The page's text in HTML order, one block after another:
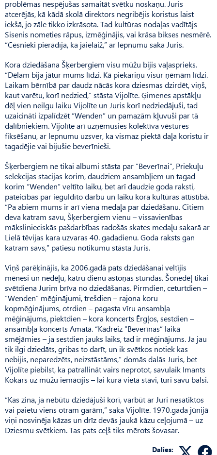
problēmas nespējušas samaitāt svētku noskaņu. Juris
atcerējās, kā kādā skolā direktors negribējis koristus laist
iekšā, jo zāle tikko izkrāsota. Tad kultūras nodaļas vadītājs
Sisenis nometies rāpus, izmēģinājis, vai krāsa bikses nesmērē.
“Cēsnieki pierādīja, ka jāielaiž,” ar lepnumu saka Juris.
Kora dziedāšana Šķerbergiem visu mūžu bijis vaļasprieks.
“Dēlam bija jātur mums līdzi. Kā piekariņu visur ņēmām līdzi.
Laikam bērnībā par daudz nācās kora dziesmas dzirdēt, viņš,
kaut varētu, korī nedzied,” stāsta Vijolīte. Ģimenes apstākļu
dēļ vien neilgu laiku Vijolīte un Juris korī nedziedājuši, tad
uzaicināti izpalīdzēt “Wenden” un pamazām kļuvuši par tā
dalībniekiem. Vijolīte arī uzņēmusies kolektīva vēstures
fiksēšanu, ar lepnumu uzsver, ka vismaz piektā daļa koristu ir
tagadējie vai bijušie beverīnieši.
Šķerbergiem ne tikai albumi stāsta par “Beverīnai”, Priekuļu
selekcijas stacijas korim, daudziem ansambļiem un tagad
korim “Wenden” veltīto laiku, bet arī daudzie goda raksti,
pateicības par ieguldīto darbu un laiku kora kultūras attīstībā.
“Pa abiem mums ir arī viena medaļa par dziedāšanu. Citiem
deva katram savu, Šķerbergiem vienu – vissavienības
mākslinieciskās pašdarbības radošās skates medaļu sakarā ar
Lielā tēvijas kara uzvaras 40. gadadienu. Goda raksts gan
katram savs,” patiesu notikumu stāsta Juris.
Viņš parēķinājis, ka 2006.gadā pats dziedāšanai veltījis
mēnesi un nedēļu, katru dienu astoņas stundas. Šonedēļ tikai
svētdiena Jurim brīva no dziedāšanas. Pirmdien, ceturtdien –
“Wenden” mēģinājumi, trešdien – rajona koru
kopmēģinājums, otrdien – pagasta vīru ansambļa
mēģinājums, piektdien – kora koncerts Ērgļos, sestdien –
ansambļa koncerts Amatā. “Kādreiz “Beverīnas” laikā
smējāmies – ja sestdien jauks laiks, tad ir mēģinājums. Ja jau
tik ilgi dziedāts, gribas to darīt, un ik svētkos notiek kas
nebijis, neparedzēts, neizstāstāms,” domās dalās Juris, bet
Vijolīte piebilst, ka patrallināt vairs neprotot, savulaik Imants
Kokars uz mūžu iemācījis – lai kurā vietā stāvi, turi savu balsi.
“Kas zina, ja nebūtu dziedājuši korī, varbūt ar Juri nesatiktos
vai paietu viens otram garām,” saka Vijolīte. 1970.gada jūnijā
viņi nosvinēja kāzas un drīz devās jaukā kāzu ceļojumā – uz
Dziesmu svētkiem. Tas pats ceļš tiks mērots šovasar.
Dalies: